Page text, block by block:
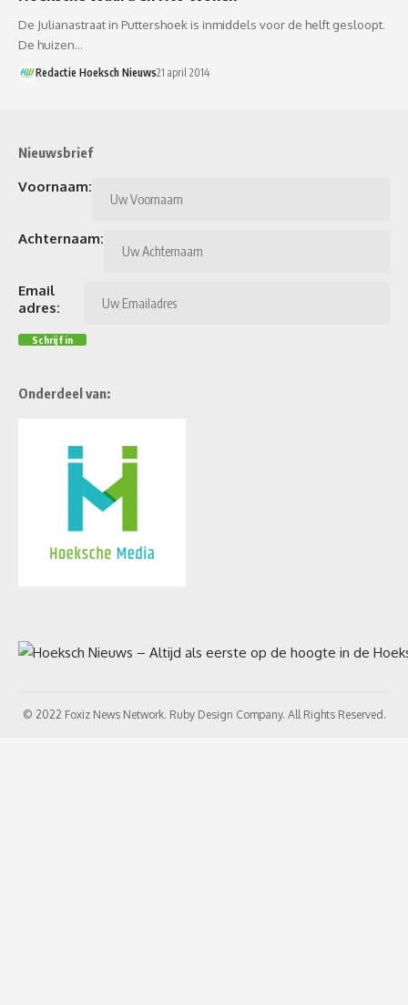
De Julianastraat in Puttershoek is inmiddels voor de helft gesloopt.
De huizen…
Redactie Hoeksch Nieuws21 april 2014
Nieuwsbrief
Voornaam:
Achternaam:
Email
adres:
Onderdeel van:
© 2022 Foxiz News Network. Ruby Design Company. All Rights Reserved.